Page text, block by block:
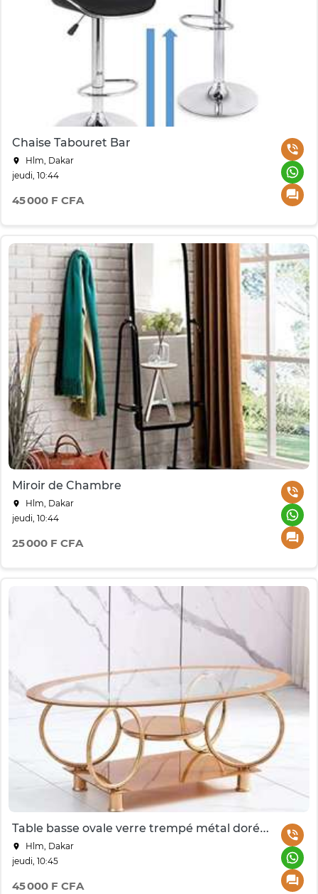
Chaise Tabouret Bar
Hlm, Dakar
jeudi, 10:44
45 000 F CFA
Miroir de Chambre
Hlm, Dakar
jeudi, 10:44
25 000 F CFA
Table basse ovale verre trempé métal doré 2 niveaux
Hlm, Dakar
jeudi, 10:45
45 000 F CFA